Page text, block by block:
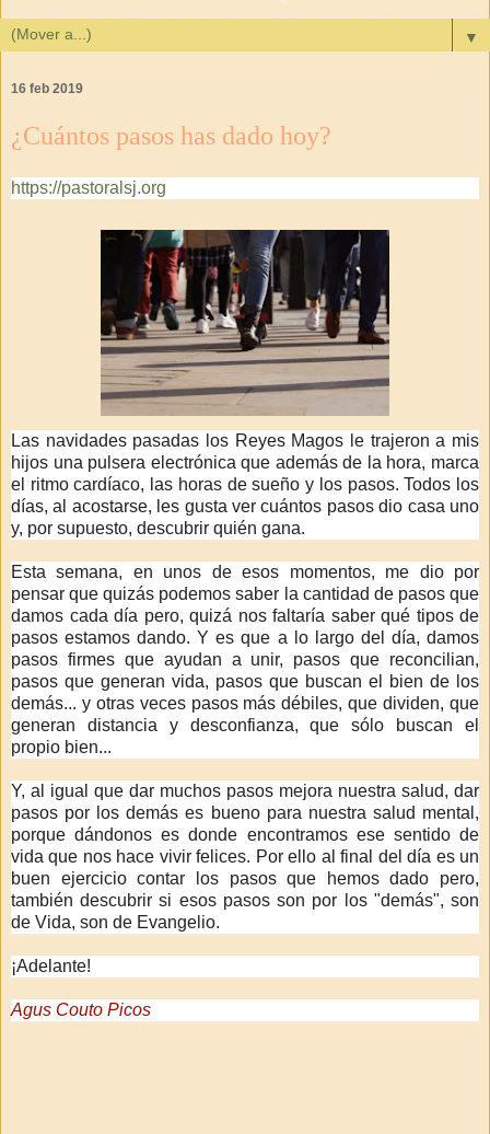
▼
16 feb 2019
¿Cuántos pasos has dado hoy?
https://pastoralsj.org
Las navidades pasadas los Reyes Magos le trajeron a mis
hijos una pulsera electrónica que además de la hora, marca
el ritmo cardíaco, las horas de sueño y los pasos. Todos los
días, al acostarse, les gusta ver cuántos pasos dio casa uno
y, por supuesto, descubrir quién gana.
Esta semana, en unos de esos momentos, me dio por
pensar que quizás podemos saber la cantidad de pasos que
damos cada día pero, quizá nos faltaría saber qué tipos de
pasos estamos dando. Y es que a lo largo del día, damos
pasos firmes que ayudan a unir, pasos que reconcilian,
pasos que generan vida, pasos que buscan el bien de los
demás... y otras veces pasos más débiles, que dividen, que
generan distancia y desconfianza, que sólo buscan el
propio bien...
Y, al igual que dar muchos pasos mejora nuestra salud, dar
pasos por los demás es bueno para nuestra salud mental,
porque dándonos es donde encontramos ese sentido de
vida que nos hace vivir felices. Por ello al final del día es un
buen ejercicio contar los pasos que hemos dado pero,
también descubrir si esos pasos son por los "demás", son
de Vida, son de Evangelio.
¡Adelante!
Agus Couto Picos